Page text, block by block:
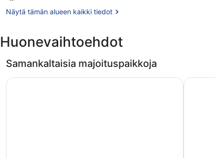
(PRM)
Näytä tämän alueen kaikki tiedot
Huonevaihtoehdot
Samankaltaisia majoituspaikkoja
1 makuuhuoneen paritalohuoneisto ja merinäköala (5-10
Pateo da